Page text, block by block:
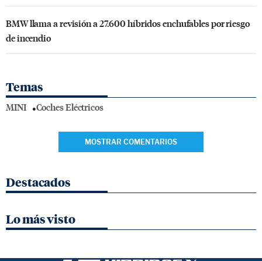
BMW llama a revisión a 27.600 híbridos enchufables por riesgo
de incendio
Temas
MINI Coches Eléctricos
MOSTRAR COMENTARIOS
Destacados
Lo más visto